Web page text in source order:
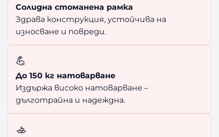
Солидна стоманена рамка
Здрава конструкция, устойчива на
износване и повреди.
💪
До 150 кг натоварване
Издържа високо натоварване –
дълготрайна и надеждна.
🚣